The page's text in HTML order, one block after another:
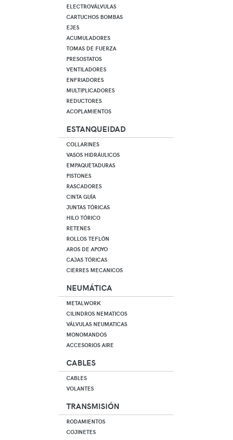
ELECTROVÁLVULAS
CARTUCHOS BOMBAS
EJES
ACUMULADORES
TOMAS DE FUERZA
PRESOSTATOS
VENTILADORES
ENFRIADORES
MULTIPLICADORES
REDUCTORES
ACOPLAMIENTOS
ESTANQUEIDAD
COLLARINES
VASOS HIDRÁULICOS
EMPAQUETADURAS
PISTONES
RASCADORES
CINTA GUÍA
JUNTAS TÓRICAS
HILO TÓRICO
RETENES
ROLLOS TEFLÓN
AROS DE APOYO
CAJAS TÓRICAS
CIERRES MECANICOS
NEUMÁTICA
METALWORK
CILINDROS NEMATICOS
VÁLVULAS NEUMATICAS
MONOMANDOS
ACCESORIOS AIRE
CABLES
CABLES
VOLANTES
TRANSMISIÓN
RODAMIENTOS
COJINETES